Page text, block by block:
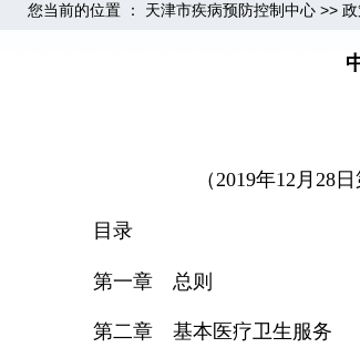
您当前的位置 ： 天津市疾病预防控制中心 >>
（2019年12月28
目录
第一章 总则
第二章 基本医疗卫生服务